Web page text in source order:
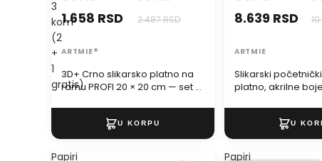
3
kom
(2
+
1
gratis)
3D+ Crno slikarsko platno na
ramu PROFI 20 × 20 cm — set 3
1.658 RSD 2.487 RSD
ARTMIE®
Slikarski
platno, akrilne
8.639 RSD
ARTMIE
Papiri
Papiri